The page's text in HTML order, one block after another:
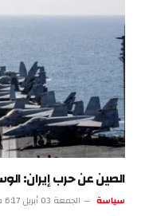
الصين عن حرب إيران:
سياسة الجمعة 03 أبريل 6:17 ص